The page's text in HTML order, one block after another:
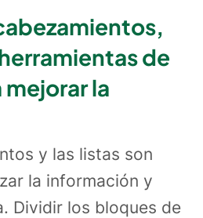
de
la
y las listas son
la información y
Dividir los bloques de